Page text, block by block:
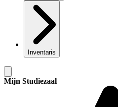
Inventaris
Mijn Studiezaal